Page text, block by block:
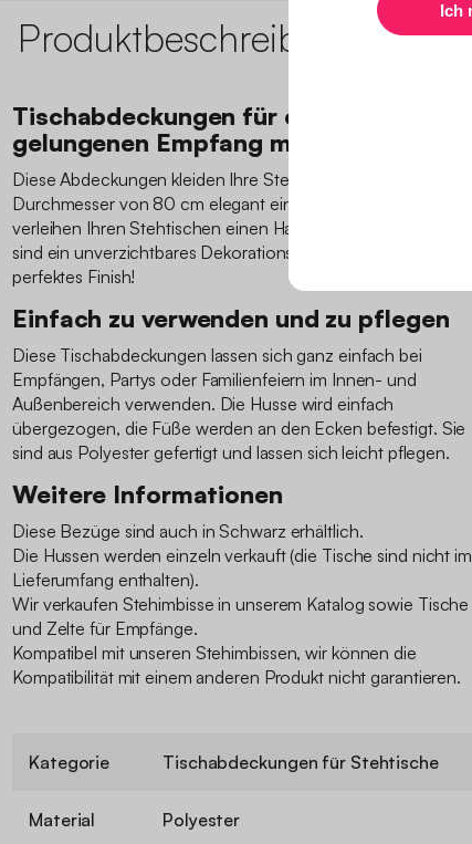
Produktbeschreibung
Tischabdeckungen für einen
gelungenen Empfang mit Eleganz
Diese Abdeckungen kleiden Ihre Stehtische mit einem
Durchmesser von 80 cm elegant ein. Sie sind schick und
verleihen Ihren Stehtischen einen Hauch von Eleganz. Sie
sind ein unverzichtbares Dekorationselement für ein
perfektes Finish!
Einfach zu verwenden und zu pflegen
Diese Tischabdeckungen lassen sich ganz einfach bei
Empfängen, Partys oder Familienfeiern im Innen- und
Außenbereich verwenden. Die Husse wird einfach
übergezogen, die Füße werden an den Ecken befestigt. Sie
sind aus Polyester gefertigt und lassen sich leicht pflegen.
Weitere Informationen
Diese Bezüge sind auch in Schwarz erhältlich.
Die Hussen werden einzeln verkauft (die Tische sind nicht im
Lieferumfang enthalten).
Wir verkaufen Stehimbisse in unserem Katalog sowie Tische
und Zelte für Empfänge.
Kompatibel mit unseren Stehimbissen, wir können die
Kompatibilität mit einem anderen Produkt nicht garantieren.
Kategorie Tischabdeckungen für Stehtische
Material Polyester